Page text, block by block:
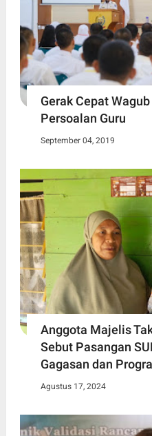
Gerak Cepat
Persoalan Guru
September 04, 2019
Anggota Majelis
Sebut Pasangan
Gagasan dan
Agustus 17, 2024